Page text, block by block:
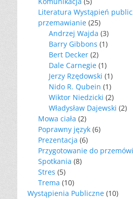
Literatura Wystąpień
przemawianie (25)
Andrzej Wajda (3)
Barry Gibbons (1)
Bert Decker (2)
Dale Carnegie (1)
Jerzy Rzędowski (1)
Nido R. Qubein (1)
Wiktor Niedzicki (2)
Władysław Dajewski (2)
Mowa ciała (2)
Poprawny język (6)
Prezentacja (6)
Przygotowanie do
Spotkania (8)
Stres (5)
Trema (10)
Wystąpienia Publiczne (10)